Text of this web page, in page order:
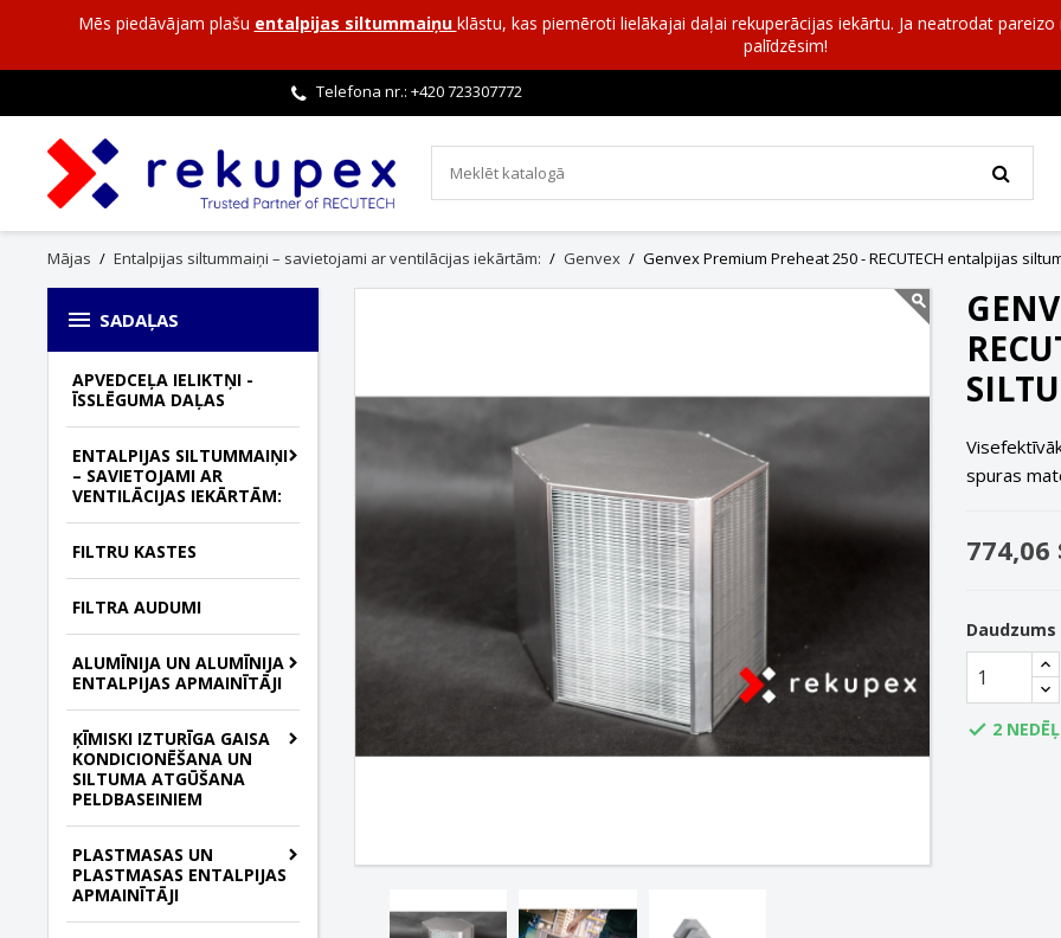
Mēs piedāvājam plašu entalpijas siltummaiņu klāstu, kas piemēroti lielākajai daļai rekuperācijas iekārtu. Ja neatrodat
palīdzēsim!
Telefona nr.: +420723307772
Mājas Entalpijas siltummaiņi – savietojami ar ventilācijas iekārtām: Genvex Genvex Premium Preheat 250 - RECUTECH entalpijas
 SADAĻAS
APVEDCEĻA IELIKTŅI -
ĪSSLĒGUMA DAĻAS
ENTALPIJAS SILTUMMAIŅI
– SAVIETOJAMI AR
VENTILĀCIJAS IEKĀRTĀM:
FILTRU KASTES
FILTRA AUDUMI
ALUMĪNIJA UN ALUMĪNIJA
ENTALPIJAS APMAINĪTĀJI
ĶĪMISKI IZTURĪGA GAISA
KONDICIONĒŠANA UN
SILTUMA ATGŪŠANA
PELDBASEINIEM
PLASTMASAS UN
PLASTMASAS ENTALPIJAS
APMAINĪTĀJI
spuras
774,06
Daudzums
 2